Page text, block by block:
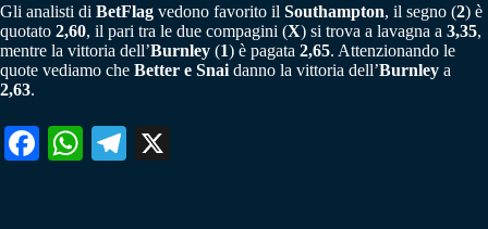
Gli analisti di BetFlag vedono favorito il Southampton, il segno (2) è
quotato 2,60, il pari tra le due compagini (X) si trova a lavagna a 3,35,
mentre la vittoria dell’Burnley (1) è pagata 2,65. Attenzionando le
quote vediamo che Better e Snai danno la vittoria dell’Burnley a
2,63.
Fa W
Te